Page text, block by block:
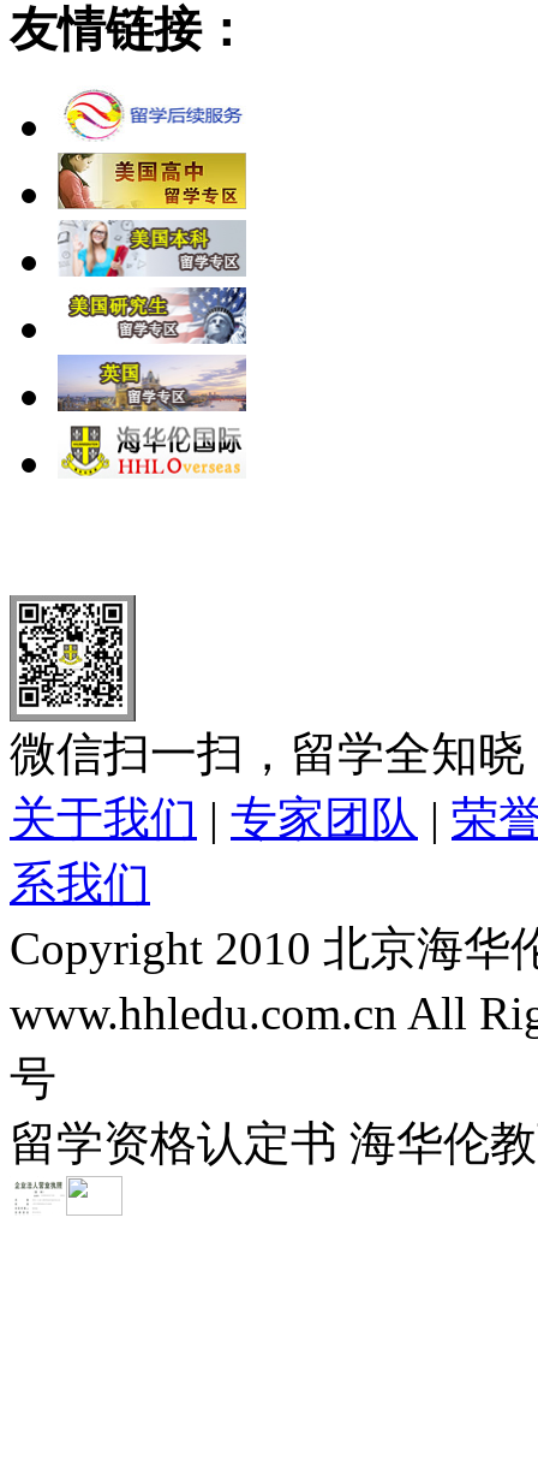
友情链接：
微信扫一扫，留学全知晓
关于我们 | 专家团队 | 荣
系我们
Copyright 2010 北京海
www.hhledu.com.cn All
号
留学资格认定书 海华伦